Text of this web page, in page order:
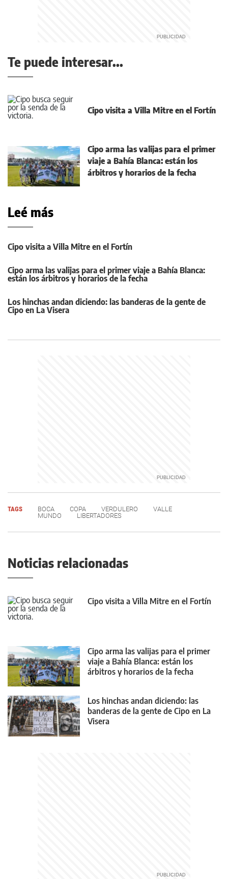
Te puede interesar...
Cipo visita a Villa Mitre en el Fortín
Cipo arma las valijas para el primer
viaje a Bahía Blanca: están los
árbitros y horarios de la fecha
Leé más
Cipo visita a Villa Mitre en el Fortín
Cipo arma las valijas para el primer viaje a Bahía Blanca:
están los árbitros y horarios de la fecha
Los hinchas andan diciendo: las banderas de la gente de
Cipo en La Visera
TAGS BOCA COPA VERDULERO
VALLE
MUNDO
LIBERTADORES
Noticias relacionadas
Cipo visita a Villa Mitre en el Fortín
Cipo arma las valijas para el primer
viaje a Bahía Blanca: están los
árbitros y horarios de la fecha
Los hinchas andan diciendo: las
banderas de la gente de Cipo en La
Visera